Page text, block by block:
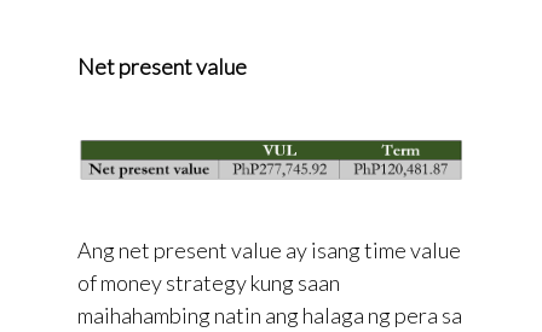
Net present value
Ang net present value ay isang time value
of money strategy kung saan
maihahambing natin ang halaga ng pera sa